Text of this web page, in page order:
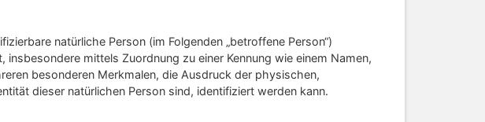
natürliche Person (im Folgenden „betroffene Person“)
mittels Zuordnung zu einer Kennung wie einem Namen,
besonderen Merkmalen, die Ausdruck der physischen,
dieser natürlichen Person sind, identifiziert werden kann.